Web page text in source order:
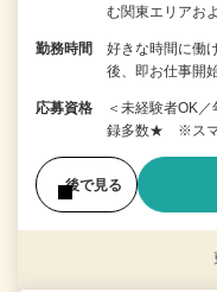
む関東エリアお
勤務時間
好きな時間に働
後、即お仕事開
応募資格
＜未経験者OK
録多数★ ※スマ
後で見る